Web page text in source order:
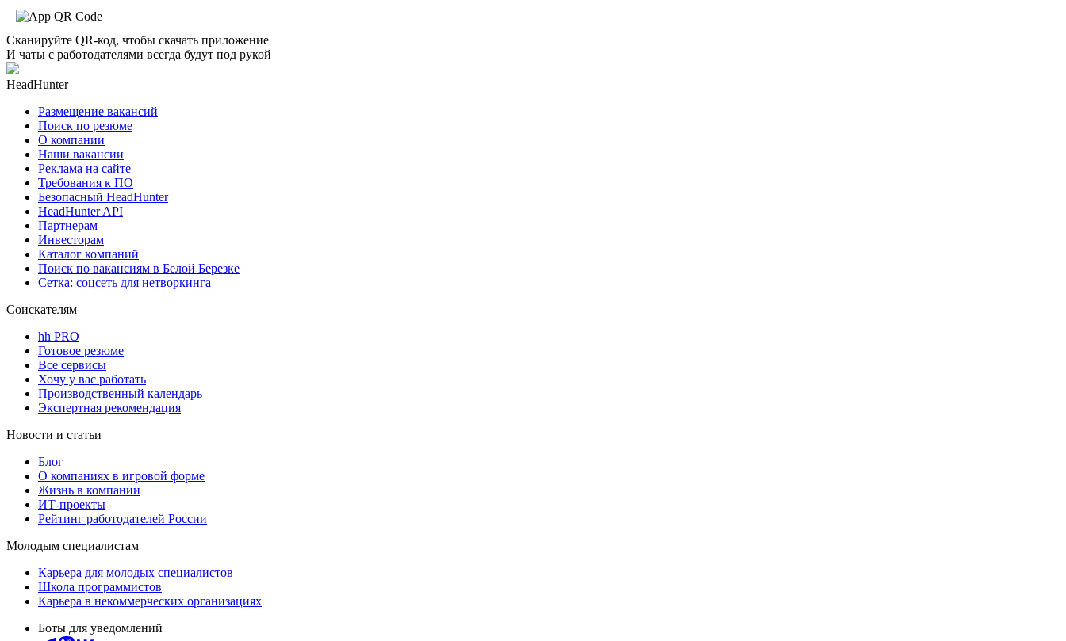
Сканируйте QR-код, чтобы скачать приложение
И чаты с работодателями всегда будут под рукой
HeadHunter
Размещение вакансий
Поиск по резюме
О компании
Наши вакансии
Реклама на сайте
Требования к ПО
Безопасный HeadHunter
HeadHunter API
Партнерам
Инвесторам
Каталог компаний
Поиск по вакансиям в Белой Березке
Сетка: соцсеть для нетворкинга
Соискателям
hh PRO
Готовое резюме
Все сервисы
Хочу у вас работать
Производственный календарь
Экспертная рекомендация
Новости и статьи
Блог
О компаниях в игровой форме
Жизнь в компании
ИТ-проекты
Рейтинг работодателей России
Молодым специалистам
Карьера для молодых специалистов
Школа программистов
Карьера в некоммерческих организациях
Боты для уведомлений